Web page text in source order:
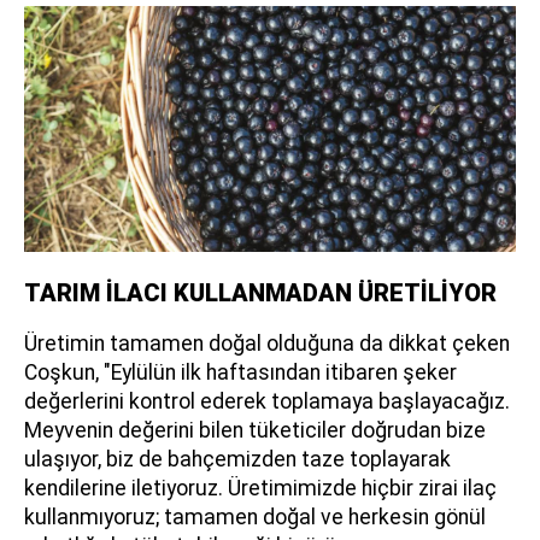
TARIM İLACI KULLANMADAN ÜRETİLİYOR
Üretimin tamamen doğal olduğuna da dikkat çeken
Coşkun, "Eylülün ilk haftasından itibaren şeker
değerlerini kontrol ederek toplamaya başlayacağız.
Meyvenin değerini bilen tüketiciler doğrudan bize
ulaşıyor, biz de bahçemizden taze toplayarak
kendilerine iletiyoruz. Üretimimizde hiçbir zirai ilaç
kullanmıyoruz; tamamen doğal ve herkesin gönül